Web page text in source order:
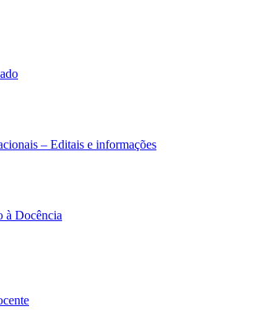
– Editais e informações
à Docência